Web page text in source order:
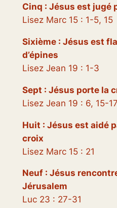
Cinq : Jésus est jugé
Lisez Marc 15 : 1-5, 15
Sixième : Jésus est
d’épines
Lisez Jean 19 : 1-3
Sept : Jésus porte la
Lisez Jean 19 : 6, 15-17
Huit : Jésus est aidé
croix
Lisez Marc 15 : 21
Neuf : Jésus
Jérusalem
Luc 23 : 27-31